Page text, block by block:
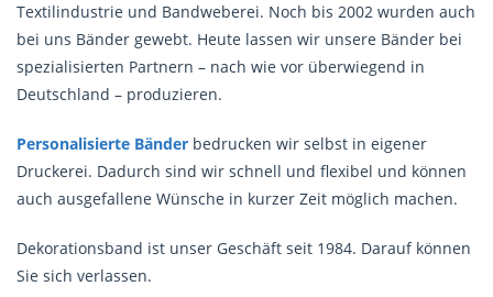
Textilindustrie und Bandweberei. Noch bis 2002 wurden auch
bei uns Bänder gewebt. Heute lassen wir unsere Bänder bei
spezialisierten Partnern – nach wie vor überwiegend in
Deutschland – produzieren.
Personalisierte Bänder bedrucken wir selbst in eigener
Druckerei. Dadurch sind wir schnell und flexibel und können
auch ausgefallene Wünsche in kurzer Zeit möglich machen.
Dekorationsband ist unser Geschäft seit 1984. Darauf können
Sie sich verlassen.